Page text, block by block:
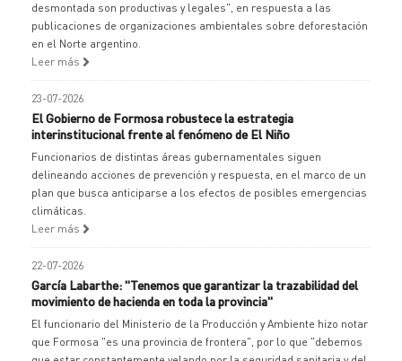
desmontada son productivas y legales", en respuesta a las
publicaciones de organizaciones ambientales sobre deforestación
en el Norte argentino.
Leer más
23-07-2026
El Gobierno de Formosa robustece la estrategia
interinstitucional frente al fenómeno de El Niño
Funcionarios de distintas áreas gubernamentales siguen
delineando acciones de prevención y respuesta, en el marco de un
plan que busca anticiparse a los efectos de posibles emergencias
climáticas.
Leer más
22-07-2026
García Labarthe: "Tenemos que garantizar la trazabilidad del
movimiento de hacienda en toda la provincia"
El funcionario del Ministerio de la Producción y Ambiente hizo notar
que Formosa "es una provincia de frontera", por lo que "debemos